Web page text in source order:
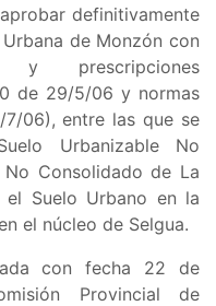
definitivamente
de Monzón con
y prescripciones
de 29/5/06 y normas
7/06), entre las que se
Urbanizable No
Consolidado de La
el Suelo Urbano en la
el núcleo de Selgua.
con fecha 22 de
Provincial de